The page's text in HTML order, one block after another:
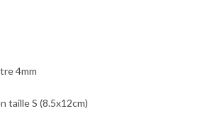
4mm
taille S (8.5x12cm)